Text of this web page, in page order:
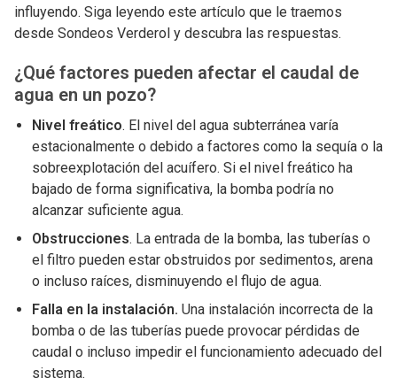
influyendo. Siga leyendo este artículo que le traemos
desde Sondeos Verderol y descubra las respuestas.
¿Qué factores pueden afectar el caudal de
agua en un pozo?
Nivel freático. El nivel del agua subterránea varía
estacionalmente o debido a factores como la sequía o la
sobreexplotación del acuífero. Si el nivel freático ha
bajado de forma significativa, la bomba podría no
alcanzar suficiente agua.
Obstrucciones. La entrada de la bomba, las tuberías o
el filtro pueden estar obstruidos por sedimentos, arena
o incluso raíces, disminuyendo el flujo de agua.
Falla en la instalación. Una instalación incorrecta de la
bomba o de las tuberías puede provocar pérdidas de
caudal o incluso impedir el funcionamiento adecuado del
sistema.